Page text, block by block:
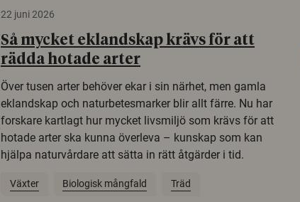
22 juni 2026
Så mycket eklandskap krävs för att
rädda hotade arter
Över tusen arter behöver ekar i sin närhet, men gamla
eklandskap och naturbetesmarker blir allt färre. Nu har
forskare kartlagt hur mycket livsmiljö som krävs för att
hotade arter ska kunna överleva – kunskap som kan
hjälpa naturvårdare att sätta in rätt åtgärder i tid.
Växter Biologisk mångfald Träd